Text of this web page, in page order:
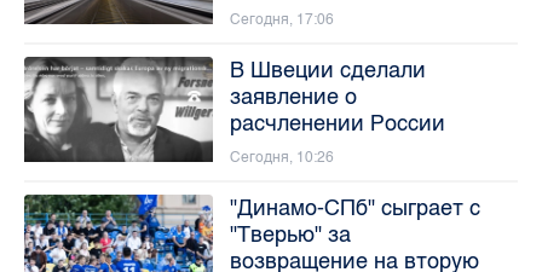
Сегодня, 17:06
В Швеции сделали
заявление о
расчленении России
Сегодня, 10:26
"Динамо-СПб" сыграет с
"Тверью" за
возвращение на вторую